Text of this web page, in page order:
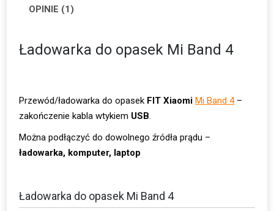
OPINIE (1)
Ładowarka do opasek Mi Band 4
Przewód/ładowarka do opasek FIT Xiaomi Mi Band 4–
zakończenie kabla wtykiem USB.
Można podłączyć do dowolnego źródła prądu –
ładowarka, komputer, laptop
Ładowarka do opasek Mi Band 4